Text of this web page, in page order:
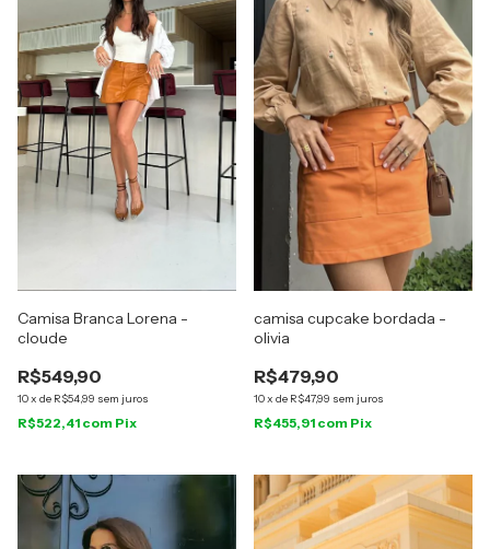
Camisa Branca Lorena -
cloude
R$549,90
10x de R$54,99 sem juros
R$522,41 com Pix
camisa cupcake bordada -
olivia
R$479,90
10x de R$47,99 sem juros
R$455,91 com Pix